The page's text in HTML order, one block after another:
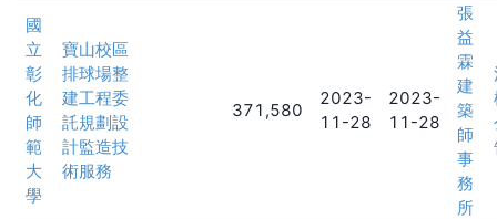
國
立
彰
化
師
範
大
學
寶山校區
排球場整
建工程委
託規劃設
計監造技
術服務
371,580
2023-
11-28
2023-
11-28
張
益
霖
建
築
師
事
務
所